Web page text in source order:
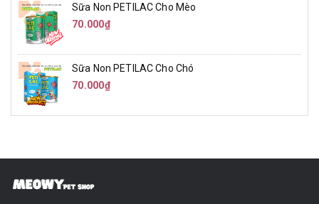
Sữa Non PETILAC Cho Mèo
70.000₫
Sữa Non PETILAC Cho Chó
70.000₫